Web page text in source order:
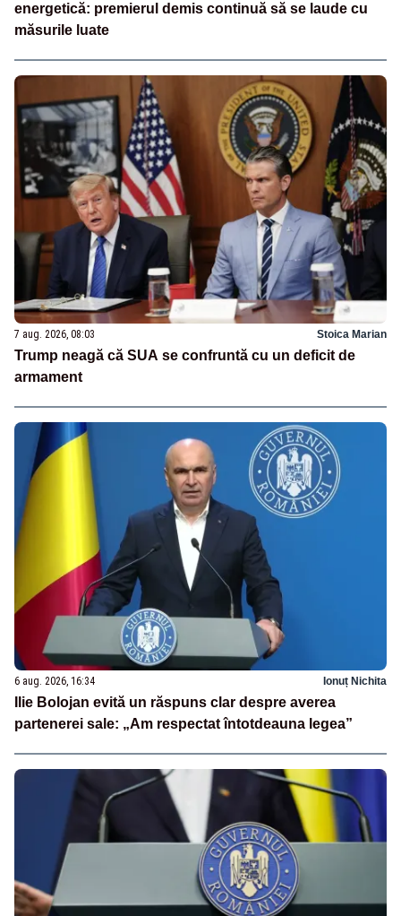
energetică: premierul demis continuă să se laude cu
măsurile luate
7 aug. 2026, 08:03 Stoica Marian
Trump neagă că SUA se confruntă cu un deficit de
armament
6 aug. 2026, 16:34 Ionuț Nichita
Ilie Bolojan evită un răspuns clar despre averea
partenerei sale: „Am respectat întotdeauna legea”